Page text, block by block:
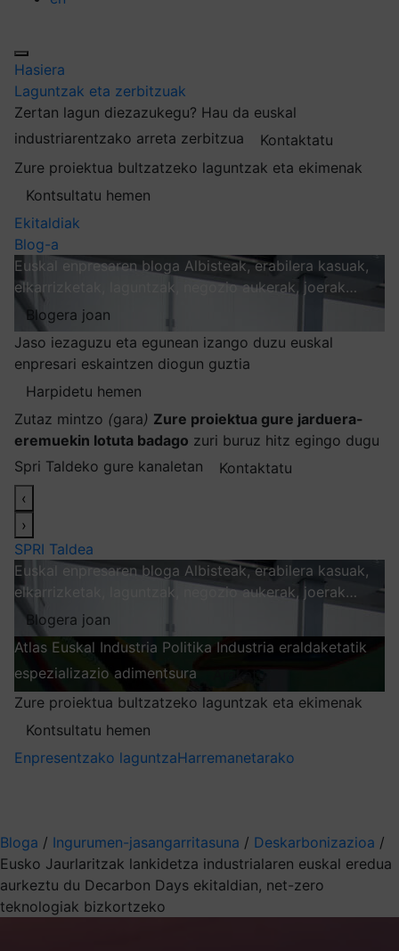
Hasiera
Laguntzak eta zerbitzuak
Zertan lagun diezazukegu? Hau da euskal
industriarentzako arreta zerbitzua
Kontaktatu
Zure proiektua bultzatzeko laguntzak eta ekimenak
Kontsultatu hemen
Ekitaldiak
Blog-a
Euskal enpresaren bloga Albisteak, erabilera kasuak,
elkarrizketak, laguntzak, negozio aukerak, joerak…
Blogera joan
Jaso iezaguzu eta egunean izango duzu euskal
enpresari eskaintzen diogun guztia
Harpidetu hemen
Zutaz mintzo (gara) Zure proiektua gure jarduera-
eremuekin lotuta badago zuri buruz hitz egingo dugu
Spri Taldeko gure kanaletan
Kontaktatu
‹
›
SPRI Taldea
Euskal enpresaren bloga Albisteak, erabilera kasuak,
elkarrizketak, laguntzak, negozio aukerak, joerak…
Blogera joan
Atlas Euskal Industria Politika Industria eraldaketatik
espezializazio adimentsura
Zure proiektua bultzatzeko laguntzak eta ekimenak
Kontsultatu hemen
Enpresentzako laguntzaHarremanetarako
Bloga / Ingurumen-jasangarritasuna / Deskarbonizazioa /
Eusko Jaurlaritzak lankidetza industrialaren euskal eredua
aurkeztu du Decarbon Days ekitaldian, net-zero
teknologiak bizkortzeko